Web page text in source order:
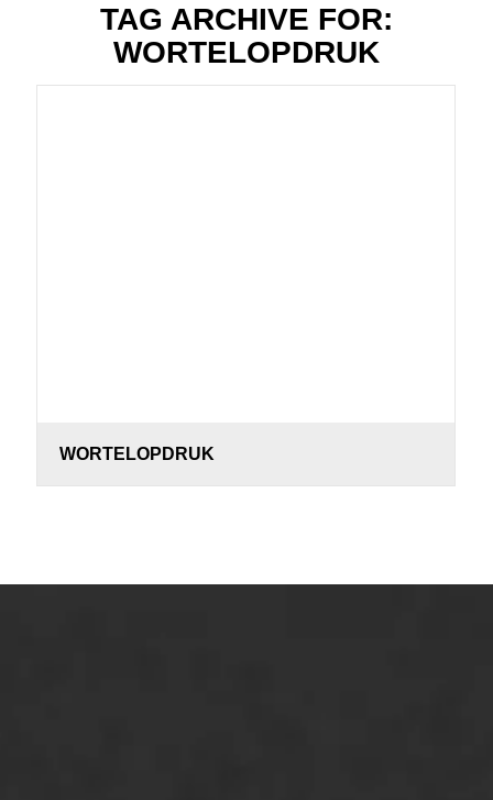
TAG ARCHIVE FOR:
WORTELOPDRUK
WORTELOPDRUK